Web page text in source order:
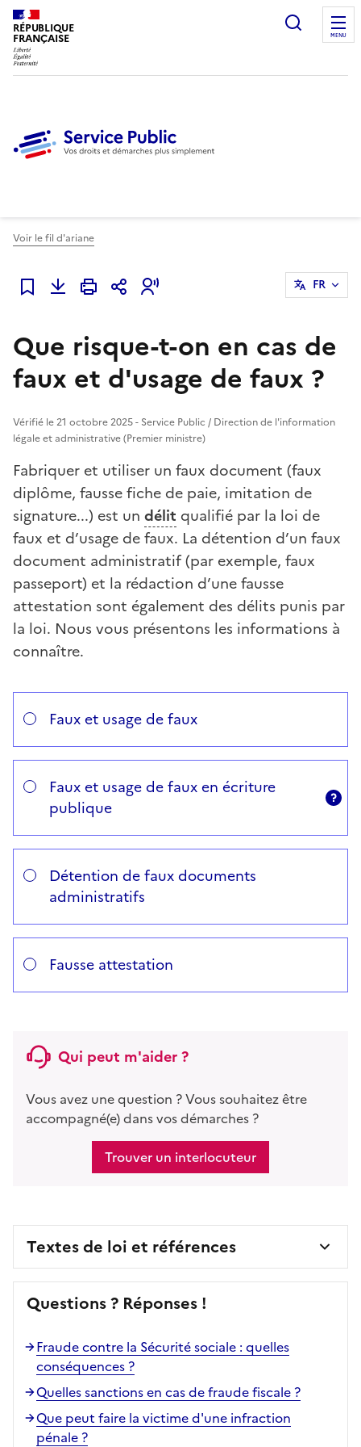
RÉPUBLIQUE
FRANÇAISE
Ouvrir
MENU
Voir le fil d'ariane
Ajouter à mes favoris
FR
Que risque-t-on en cas de
faux et d'usage de faux ?
Vérifié le 21 octobre 2025 - Service Public / Direction de l'information
légale et administrative (Premier ministre)
Fabriquer et utiliser un faux document (faux
diplôme, fausse fiche de paie, imitation de
signature...) est un délit qualifié par la loi de
faux et d’usage de faux. La détention d’un faux
document administratif (par exemple, faux
passeport) et la rédaction d’une fausse
attestation sont également des délits punis par
la loi. Nous vous présentons les informations à
connaître.
Répondez aux questions successives et les réponses
Vous avez choisi
Faux et usage de faux
Faux et usage de faux en écriture
publique
Détention de faux documents
administratifs
Fausse attestation
Qui peut m'aider ?
Vous avez une question ? Vous souhaitez être
accompagné(e) dans vos démarches ?
Trouver un interlocuteur
Textes de loi et références
Questions ? Réponses !
Fraude contre la Sécurité sociale : quelles
conséquences ?
Quelles sanctions en cas de fraude fiscale ?
Que peut faire la victime d'une infraction
pénale ?